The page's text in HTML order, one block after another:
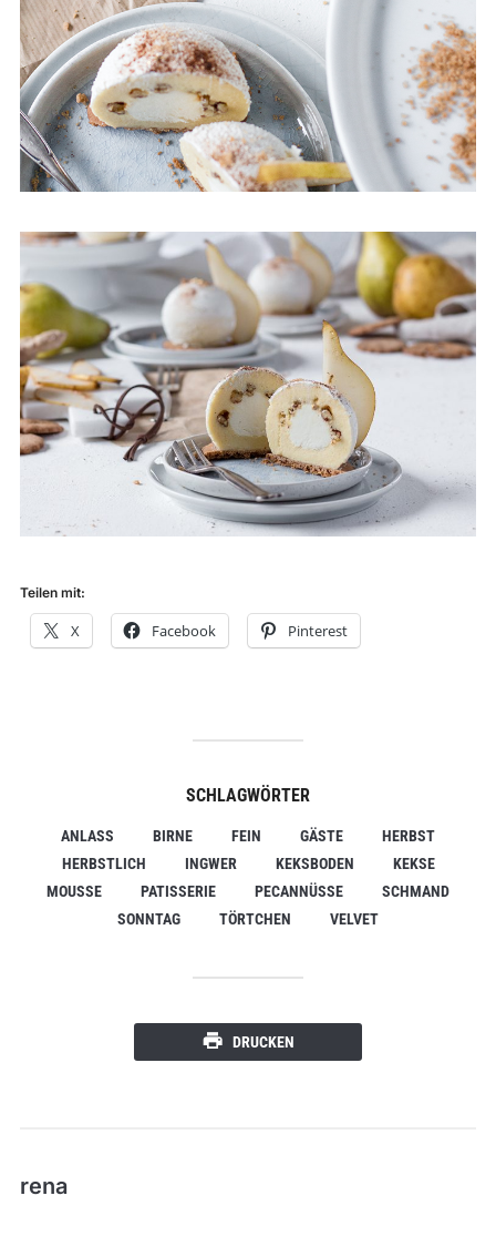
Teilen mit:
X Facebook Pinterest
SCHLAGWÖRTER
ANLASS BIRNE FEIN GÄSTE
HERBST
HERBSTLICH
INGWER KEKSBODEN
KEKSE
MOUSSE
PATISSERIE PECANNÜSSE
SCHMAND
SONNTAG
TÖRTCHEN VELVET
DRUCKEN
rena